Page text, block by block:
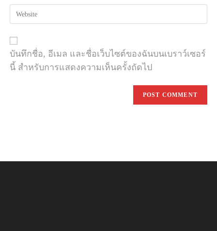
to
comment
address
to
(optional)
บันทึกชื่อ, อีเมล และชื่อเว็บไซต์ของฉันบนเบราว์เซอร์
นี้ สำหรับการแสดงความเห็นครั้งถัดไป